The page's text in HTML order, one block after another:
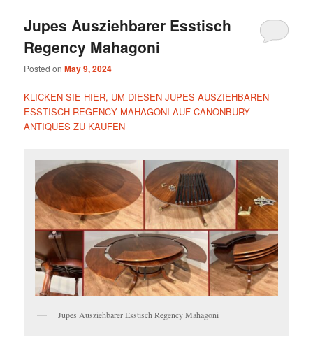
Jupes Ausziehbarer Esstisch
Regency Mahagoni
Posted onMay 9, 2024
KLICKEN SIE HIER, UM DIESEN JUPES AUSZIEHBAREN
ESSTISCH REGENCY MAHAGONI AUF CANONBURY
ANTIQUES ZU KAUFEN
Jupes Ausziehbarer Esstisch Regency Mahagoni